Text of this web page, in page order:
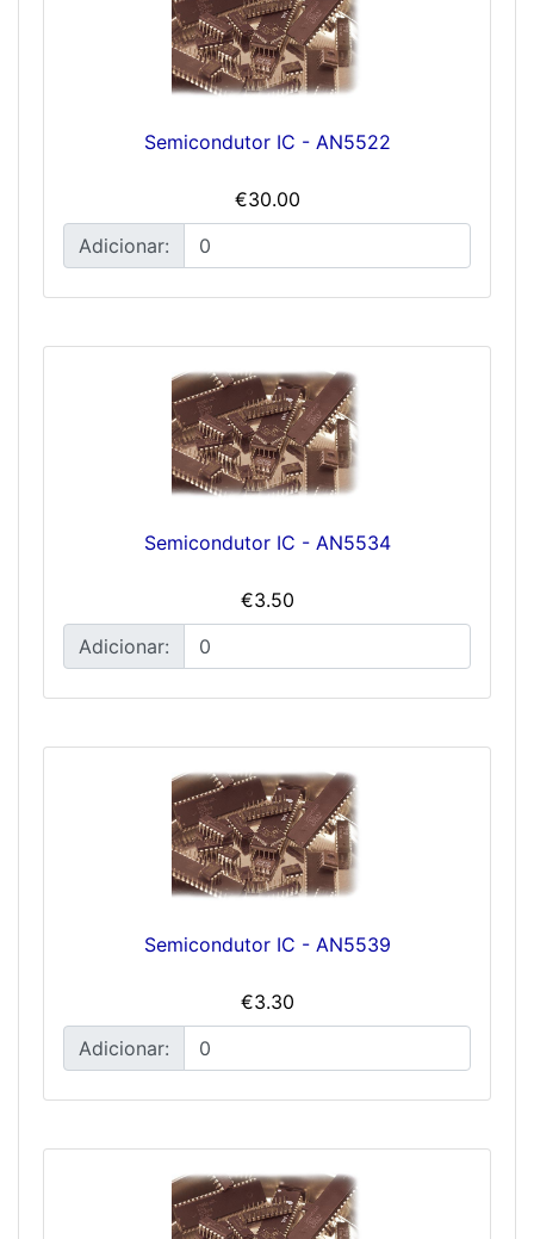
Semicondutor IC - AN5522
€30.00
Adicionar:
Semicondutor IC - AN5534
€3.50
Adicionar:
Semicondutor IC - AN5539
€3.30
Adicionar: